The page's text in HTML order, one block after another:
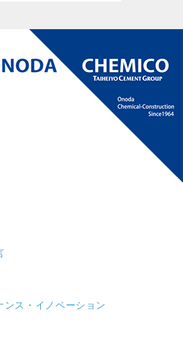
ンス・イノベーション